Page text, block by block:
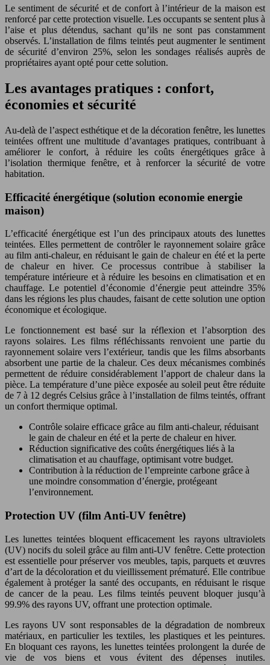
Le sentiment de sécurité et de confort à l’intérieur de la maison est
renforcé par cette protection visuelle. Les occupants se sentent plus à
l’aise et plus détendus, sachant qu’ils ne sont pas constamment
observés. L’installation de films teintés peut augmenter le sentiment
de sécurité d’environ 25%, selon les sondages réalisés auprès de
propriétaires ayant opté pour cette solution.
Les avantages pratiques : confort,
économies et sécurité
Au-delà de l’aspect esthétique et de la décoration fenêtre, les lunettes
teintées offrent une multitude d’avantages pratiques, contribuant à
améliorer le confort, à réduire les coûts énergétiques grâce à
l’isolation thermique fenêtre, et à renforcer la sécurité de votre
habitation.
Efficacité énergétique (solution economie energie
maison)
L’efficacité énergétique est l’un des principaux atouts des lunettes
teintées. Elles permettent de contrôler le rayonnement solaire grâce
au film anti-chaleur, en réduisant le gain de chaleur en été et la perte
de chaleur en hiver. Ce processus contribue à stabiliser la
température intérieure et à réduire les besoins en climatisation et en
chauffage. Le potentiel d’économie d’énergie peut atteindre 35%
dans les régions les plus chaudes, faisant de cette solution une option
économique et écologique.
Le fonctionnement est basé sur la réflexion et l’absorption des
rayons solaires. Les films réfléchissants renvoient une partie du
rayonnement solaire vers l’extérieur, tandis que les films absorbants
absorbent une partie de la chaleur. Ces deux mécanismes combinés
permettent de réduire considérablement l’apport de chaleur dans la
pièce. La température d’une pièce exposée au soleil peut être réduite
de 7 à 12 degrés Celsius grâce à l’installation de films teintés, offrant
un confort thermique optimal.
Contrôle solaire efficace grâce au film anti-chaleur, réduisant
le gain de chaleur en été et la perte de chaleur en hiver.
Réduction significative des coûts énergétiques liés à la
climatisation et au chauffage, optimisant votre budget.
Contribution à la réduction de l’empreinte carbone grâce à
une moindre consommation d’énergie, protégeant
l’environnement.
Protection UV (film Anti-UV fenêtre)
Les lunettes teintées bloquent efficacement les rayons ultraviolets
(UV) nocifs du soleil grâce au film anti-UV fenêtre. Cette protection
est essentielle pour préserver vos meubles, tapis, parquets et œuvres
d’art de la décoloration et du vieillissement prématuré. Elle contribue
également à protéger la santé des occupants, en réduisant le risque
de cancer de la peau. Les films teintés peuvent bloquer jusqu’à
99.9% des rayons UV, offrant une protection optimale.
Les rayons UV sont responsables de la dégradation de nombreux
matériaux, en particulier les textiles, les plastiques et les peintures.
En bloquant ces rayons, les lunettes teintées prolongent la durée de
vie de vos biens et vous évitent des dépenses inutiles.